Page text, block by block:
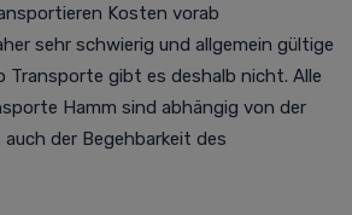
Kosten vorab
sehr schwierig und allgemein gültige
Transporte gibt es deshalb nicht. Alle
Hamm sind abhängig von der
auch der Begehbarkeit des